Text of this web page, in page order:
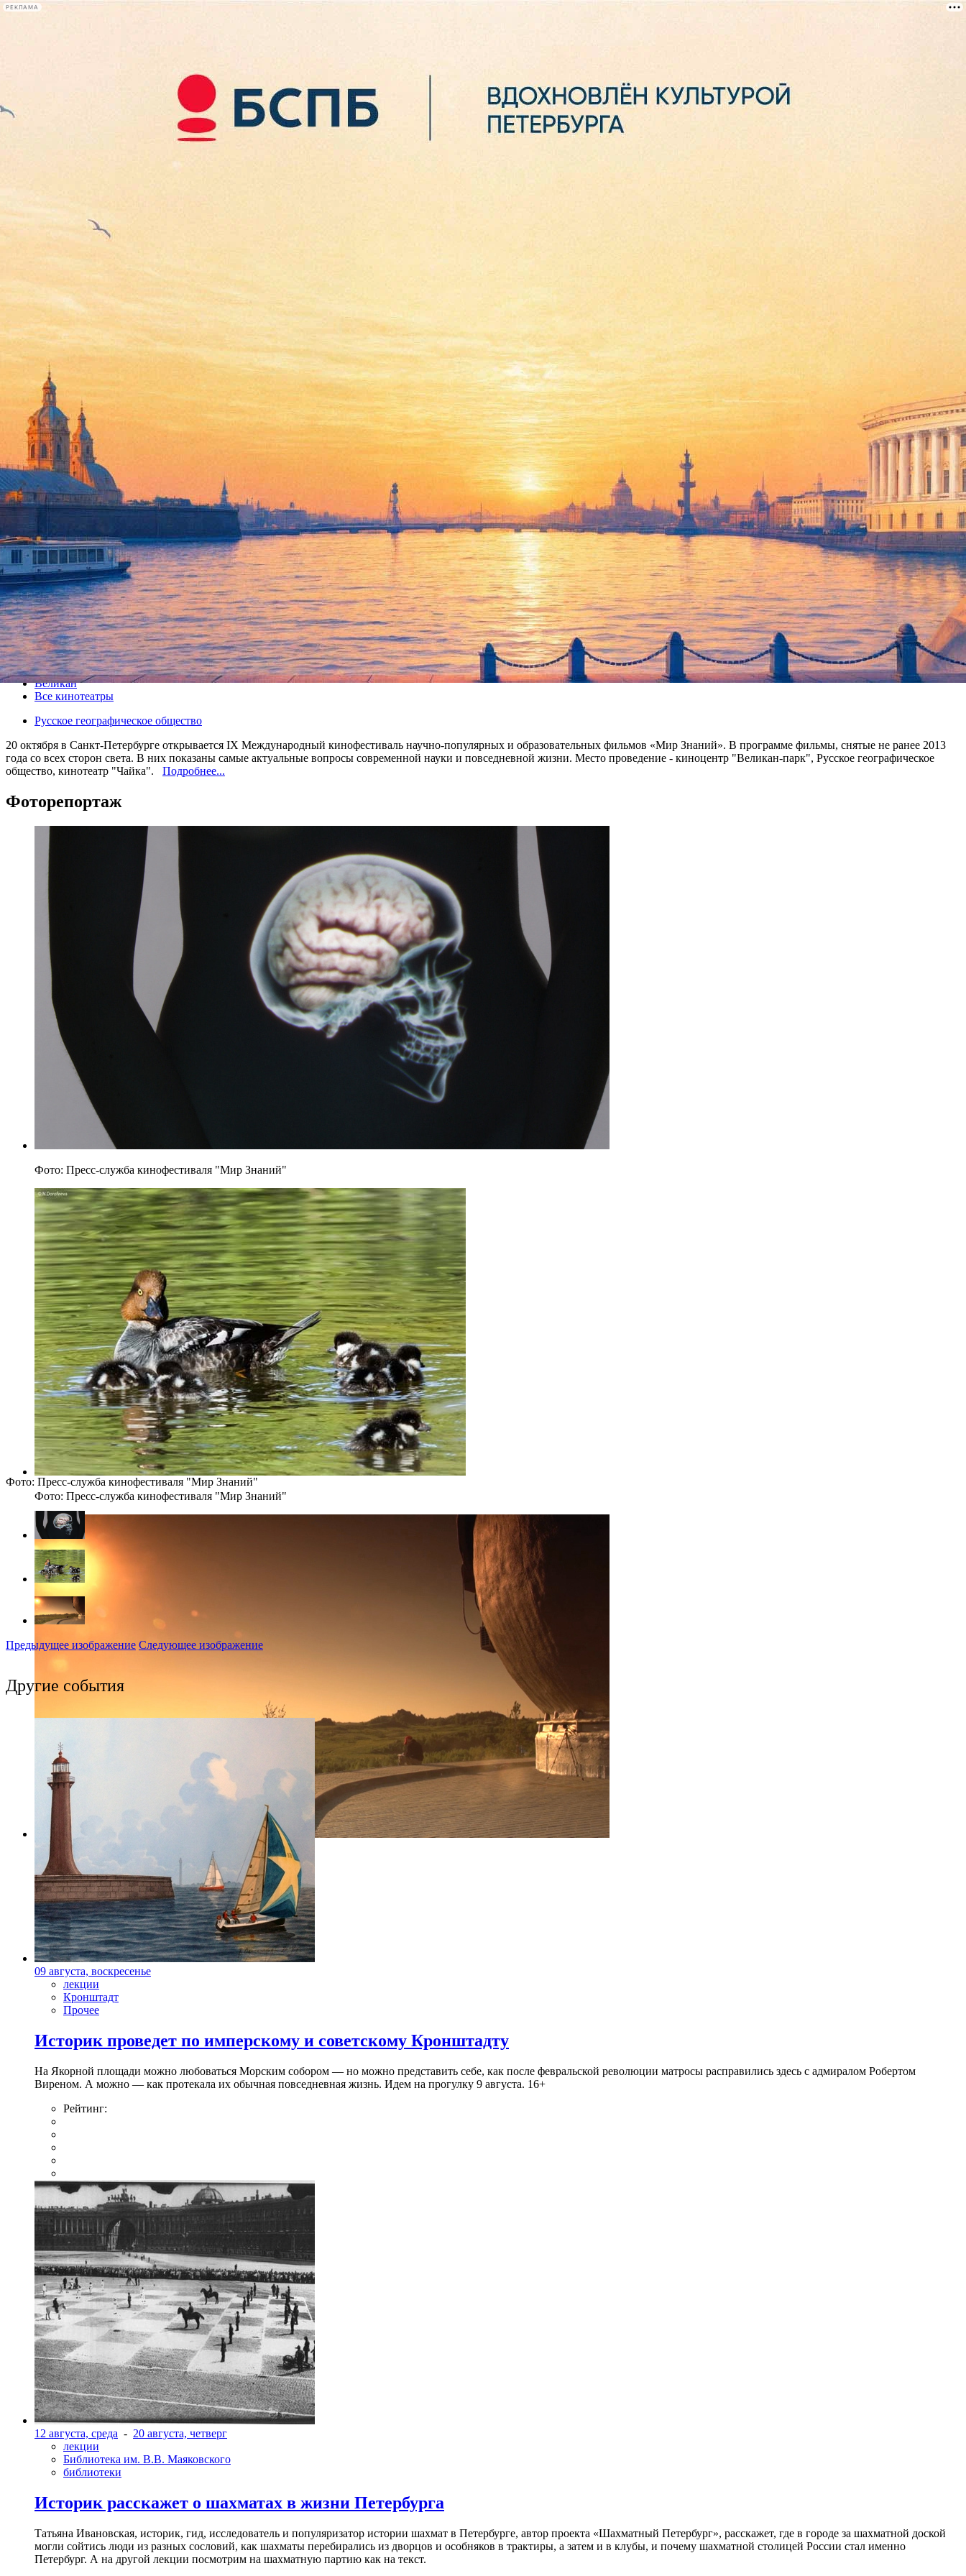
РЕКЛАМА
лекции
книги
В Петербурге расскажут свежие научные новости
20 октября 2014, понедельник-24 октября 2014, пятница
Версия для печати
Все кино
Великан
Все кинотеатры
Русское географическое общество
20 октября в Санкт-Петербурге открывается IX Международный кинофестиваль научно-популярных и образовательных фильмов «Мир Знаний». В программе фильмы, снятые не ранее 2013
года со всех сторон света. В них показаны самые актуальные вопросы современной науки и повседневной жизни. Место проведение - киноцентр "Великан-парк", Русское географическое
общество, кинотеатр "Чайка". Подробнее...
Фоторепортаж
Фото: Пресс-служба кинофестиваля "Мир Знаний"
Фото: Пресс-служба кинофестиваля "Мир Знаний"
Фото: Пресс-служба кинофестиваля "Мир Знаний"
Фото: Пресс-служба кинофестиваля "Мир Знаний"
Предыдущее изображение Следующее изображение
Другие события
09 августа, воскресенье
лекции
Кронштадт
Прочее
Историк проведет по имперскому и советскому Кронштадту
На Якорной площади можно любоваться Морским собором — но можно представить себе, как после февральской революции матросы расправились здесь с адмиралом Робертом
Виреном. А можно — как протекала их обычная повседневная жизнь. Идем на прогулку 9 августа. 16+
Рейтинг:
12 августа, среда - 20 августа, четверг
лекции
Библиотека им. В.В. Маяковского
библиотеки
Историк расскажет о шахматах в жизни Петербурга
Татьяна Ивановская, историк, гид, исследователь и популяризатор истории шахмат в Петербурге, автор проекта «Шахматный Петербург», расскажет, где в городе за шахматной доской
могли сойтись люди из разных сословий, как шахматы перебирались из дворцов и особняков в трактиры, а затем и в клубы, и почему шахматной столицей России стал именно
Петербург. А на другой лекции посмотрим на шахматную партию как на текст.